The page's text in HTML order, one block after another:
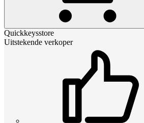
Quickkeysstore
Uitstekende verkoper